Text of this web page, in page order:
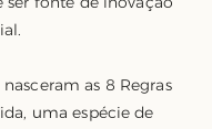
as 8 Regras
uma espécie de